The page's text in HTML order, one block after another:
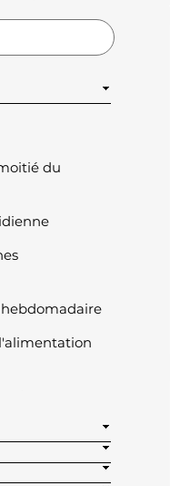
du
des achats